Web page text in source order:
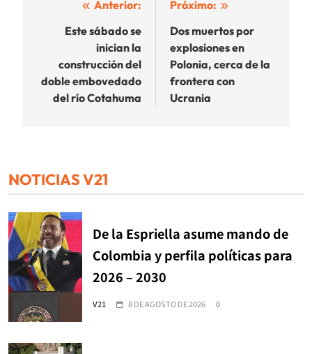
Navegación
entradas
Anterior:
Este sábado se
inician la
construcción del
doble embovedado
del río Cotahuma
Próximo:
Dos muertos por
explosiones en
Polonia, cerca de la
frontera con
Ucrania
NOTICIAS V21
De la Espriella asume mando de
Colombia y perfila políticas para
2026 – 2030
V21 8 DE AGOSTO DE 2026 0